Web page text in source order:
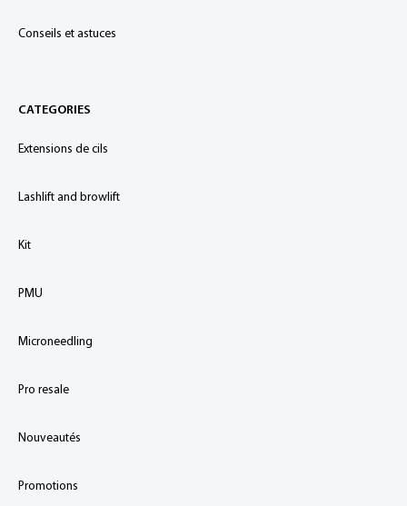
Conseils et astuces
CATEGORIES
Extensions de cils
Lashlift and browlift
Kit
PMU
Microneedling
Pro resale
Nouveautés
Promotions